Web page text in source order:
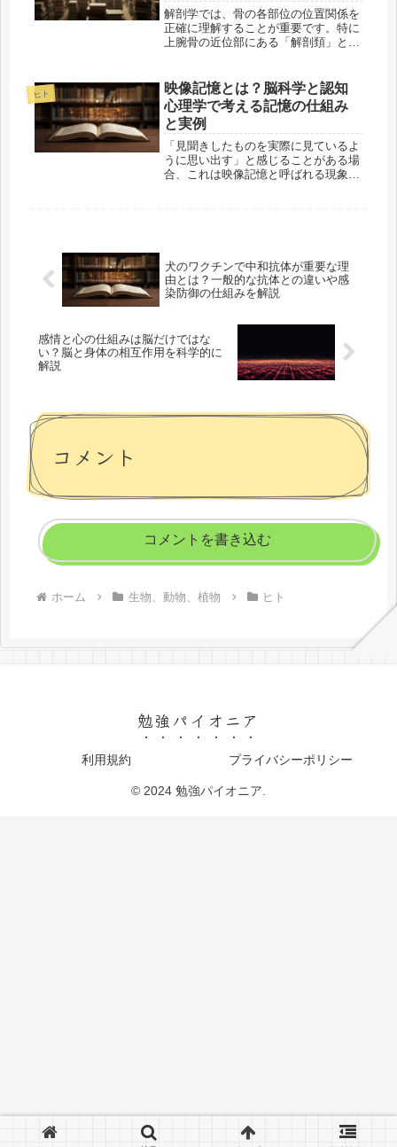
位置関係を解説
解剖学では、骨の各部位の位置関係を
正確に理解することが重要です。特に
上腕骨の近位部にある「解剖頚」と
記事では、「解剖頚は外科頚よりも外
側に位置する」という問題文が正しい
のか...
ヒト
映像記憶とは？脳科学と認知
心理学で考える記憶の仕組み
と実例
「見聞きしたものを実際に見ているよ
うに思い出す」と感じることがある場
合、これは映像記憶と呼ばれる現象の
犬のワクチンで中和抗体が重要な理
由とは？一般的な抗体との違いや感
染防御の仕組みを解説
感情と心の仕組みは脳だけではな
い？脳と身体の相互作用を科学的に
解説
コメント
コメントを書き込む
ホーム 生物、動物、植物 ヒト
勉強パイオニア
利用規約 プライバシーポリシー
© 2024 勉強パイオニア.